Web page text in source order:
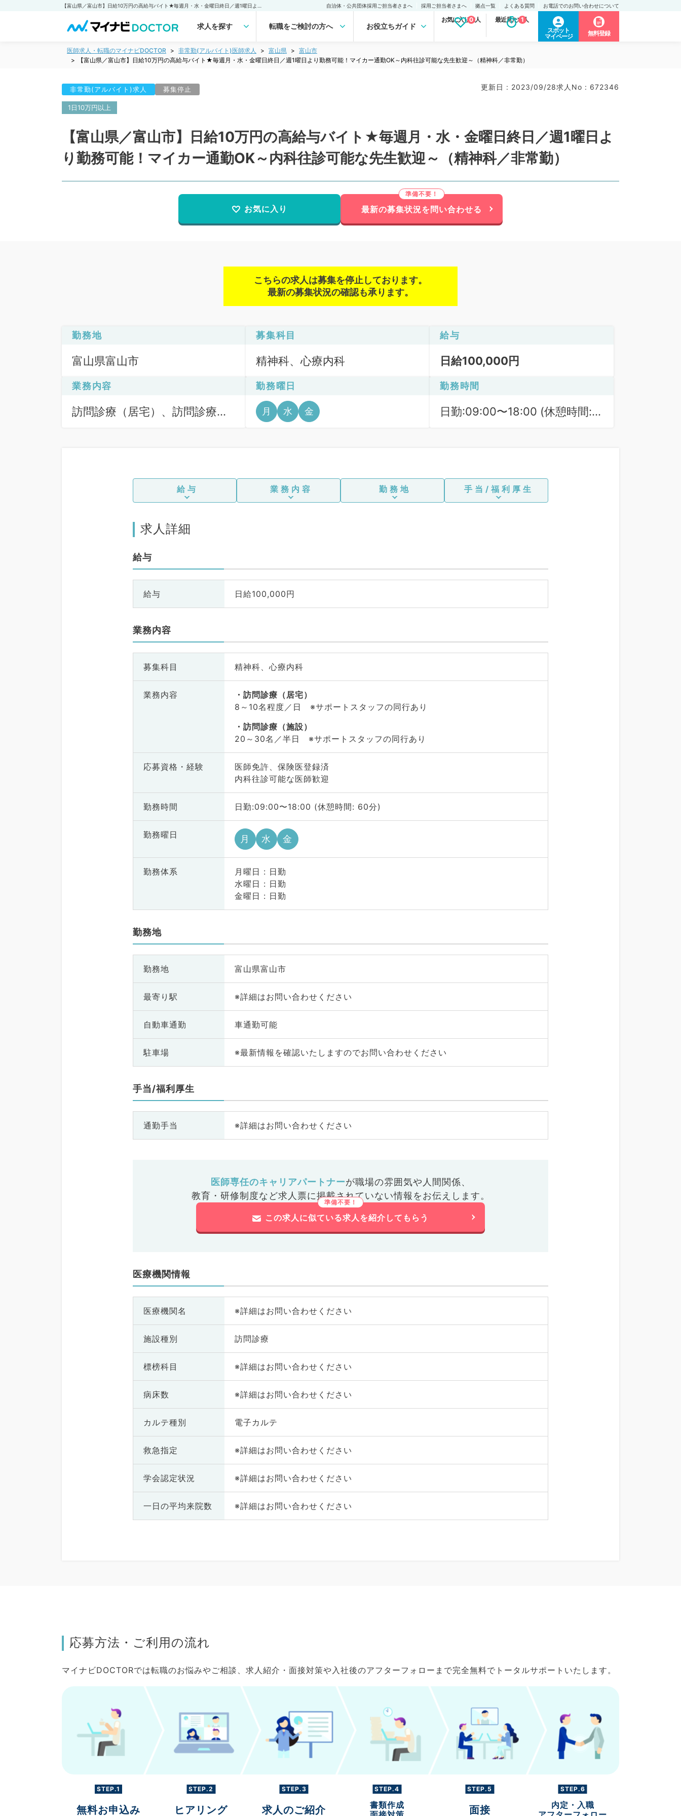
自治体・公共団体採用ご担当者さまへ 採用ご担当者さまへ 拠点一覧 よくある質問 お電話でのお問い合わせについて
求人を探す 転職をご検討の方へ お役立ちガイド
お気に入り求人
0 最近見た求人
1
スポット
マイページ
無料登録
医師求人・転職のマイナビDOCTOR 非常勤(アルバイト)医師求人 富山県
富山市
【富山県／富山市】日給10万円の高給与バイト★毎週月・水・金曜日終日／週1曜日より勤務可能！マイカー通勤OK～内科往診可能な先生歓迎～（精神科／非常勤）
非常勤(アルバイト)求人 募集停止 更新日 : 2023/09/28求人No : 672346
1日10万円以上
【富山県／富山市】日給10万円の高給与バイト★毎週月・水・金曜日終日／週1曜日よ
り勤務可能！マイカー通勤OK～内科往診可能な先生歓迎～（精神科／非常勤）
お気に入り 最新の募集状況を問い合わせる
こちらの求人は募集を停止しております。
最新の募集状況の確認も承ります。
勤務地
富山県富山市
募集科目
精神科、心療内科
給与
日給100,000円
業務内容
訪問診療（居宅）、訪問診療
勤務曜日
月 水 金
勤務時間
日勤:09:00〜18:00 (休憩時間:
給与 業務内容 勤務地 手当/福利厚生
求人詳細
給与
給与 日給100,000円
業務内容
募集科目 精神科、心療内科
業務内容
訪問診療（居宅）
8～10名程度／日 ※サポートスタッフの同行あり
訪問診療（施設）
20～30名／半日 ※サポートスタッフの同行あり
応募資格・ 経験
医師免許、保険医登録済
内科往診可能な医師歓迎
勤務時間 日勤:09:00〜18:00 (休憩時間: 60分)
勤務曜日 月 水 金
勤務体系
月曜日 : 日勤
水曜日 : 日勤
金曜日 : 日勤
勤務地
勤務地 富山県富山市
最寄り駅 ※詳細はお問い合わせください
自動車通勤 車通勤可能
駐車場 ※最新情報を確認いたしますのでお問い合わせください
手当/福利厚生
通勤手当 ※詳細はお問い合わせください
医師専任のキャリアパートナーが職場の雰囲気や人間関係、
教育・研修制度など求人票に掲載されていない情報をお伝えします。
この求人に似ている求人を紹介してもらう
医療機関情報
医療機関名 ※詳細はお問い合わせください
施設種別 訪問診療
標榜科目 ※詳細はお問い合わせください
病床数 ※詳細はお問い合わせください
カルテ種別 電子カルテ
救急指定 ※詳細はお問い合わせください
学会認定状況 ※詳細はお問い合わせください
一日の平均来院数 ※詳細はお問い合わせください
応募方法・ご利用の流れ
マイナビDOCTORでは転職のお悩みやご相談、求人紹介・面接対策や入社後のアフターフォローまで完全無料でトータルサポートいたします。
STEP.1
無料お申込み
STEP.2
ヒアリング
STEP.3
求人のご紹介
STEP.4
書類作成
STEP.5
面接
STEP.6
内定・入職